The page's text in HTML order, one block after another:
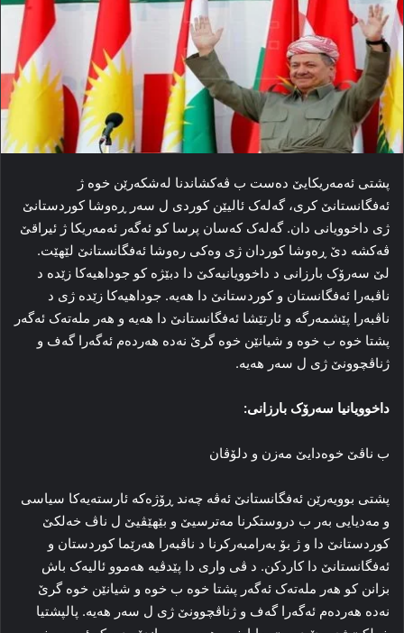
پشتی ئەمه‌ریکایێ ده‌ست ب ڤه‌کشاندنا له‌شکه‌رێن خوه‌ ژ
ئه‌فگانستانێ کری، گه‌له‌ک ئالیێن کوردی ل سه‌ر ڕه‌وشا کوردستانێ
ژی داخوویانی دان. گه‌له‌ک که‌سان پرسا کو ئه‌گه‌ر ئەمه‌ریکا ژ ئیراقێ
ڤه‌کشه‌ دێ ڕه‌وشا کوردان ژی وەكی رەوشا ئەفگانستانێ لێھێت.
لێ سه‌رۆک بارزانی د داخوویانیه‌کێ دا دبێژە كو جوداهیه‌کا زێده‌ د
ناڤبه‌را ئه‌فگانستان و کوردستانێ دا هه‌یه‌. جوداهیه‌کا زێده‌ ژی د
ناڤبه‌را پێشمه‌رگه‌ و ئارتێشا ئه‌فگانستانێ دا هه‌یه‌ و هه‌ر مله‌ته‌ک ئه‌گه‌ر
پشتا خوه‌ ب خوه‌ و شیانێن خوه‌ گرێ نه‌ده‌ هه‌رده‌م ئه‌گه‌را گه‌ف و
ژناڤچوونێ ژی ل سه‌ر هه‌یه‌.
داخوویانیا سه‌رۆک بارزانی:
ب ناڤێ خوه‌دایێ مه‌زن و دلۆڤان
پشتی بوویه‌رێن ئه‌فگانستانێ ئه‌ڤه‌ چه‌ند ڕۆژه‌که‌ ئارسته‌یه‌کا سیاسی
و مه‌دیایی به‌ر ب دروستکرنا مه‌ترسیێ و بێهێڤیێ ل ناڤ خه‌لکێ
کوردستانێ دا و ژ بۆ به‌رامبه‌رکرنا د ناڤبه‌را هه‌رێما کوردستان و
ئه‌فگانستانێ دا کاردکن. د ڤی واری دا پێدڤیه‌ هه‌موو ئالیه‌ک باش
بزانن کو هه‌ر مله‌ته‌ک ئه‌گه‌ر پشتا خوه‌ ب خوه‌ و شیانێن خوه‌ گرێ
نه‌ده‌ هه‌رده‌م ئه‌گه‌را گه‌ف و ژناڤچوونێ ژی ل سه‌ر هه‌یه‌. پالپشتیا